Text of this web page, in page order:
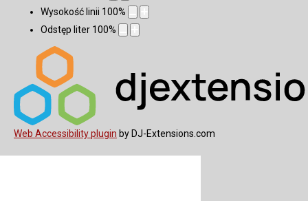
Wysokość linii 100%
Odstęp liter 100%
Web Accessibility plugin by DJ-Extensions.com